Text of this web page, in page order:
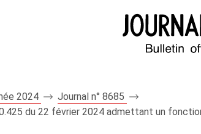
2024
Journal n° 8685
du 22 février 2024 admettant un